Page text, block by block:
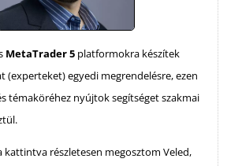
MetaTrader 5 platformokra készítek
(experteket) egyedi megrendelésre, ezen
témaköréhez nyújtok segítséget szakmai
kattintva részletesen megosztom Veled,